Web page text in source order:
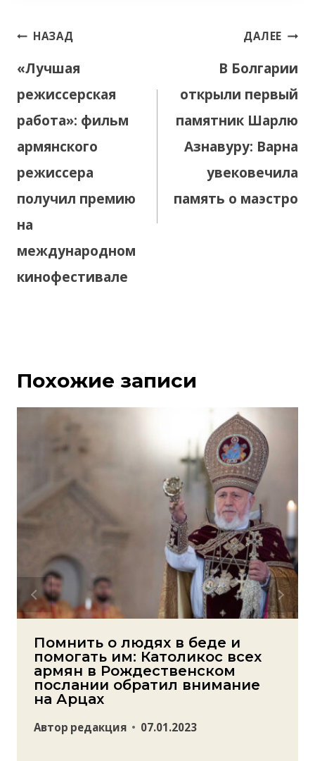
Навигация
записям
НАЗАД
«Лучшая
режиссерская
работа»: фильм
армянского
режиссера
получил премию
на
международном
кинофестивале
ДАЛЕЕ
В Болгарии
открыли первый
памятник Шарлю
Азнавуру: Варна
увековечила
память о маэстро
Похожие записи
Помнить о людях в беде и
помогать им: Католикос всех
армян в Рождественском
послании обратил внимание
на Арцах
Автор редакция 07.01.2023